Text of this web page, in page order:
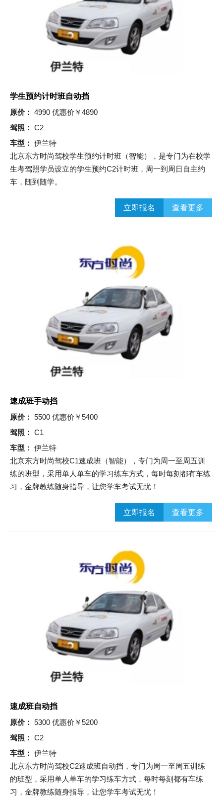
学生预约计时班自动挡
原价： 4990 优惠价￥4890
驾照： C2
车型： 伊兰特
北京东方时尚驾校学生预约计时班（智能），​是专门为在校学
生考驾照学员设立的学生预约C2计时班，周一到周日自主约
车，随到随学。
查看更多
立即报名
速成班手动挡
原价： 5500 优惠价￥5400
驾照： C1
车型： 伊兰特
北京东方时尚驾校C1速成班（智能），专门为周一至周五训
练的班型，采用单人单车的学习练车方式，每时每刻都有车练
习，金牌教练随身指导，让您学车考试无忧！
查看更多
立即报名
速成班自动挡
原价： 5300 优惠价￥5200
驾照： C2
车型： 伊兰特
北京东方时尚驾校C2速成班自动挡，专门为周一至周五训练
的班型，采用单人单车的学习练车方式，每时每刻都有车练
习，金牌教练随身指导，让您学车考试无忧！